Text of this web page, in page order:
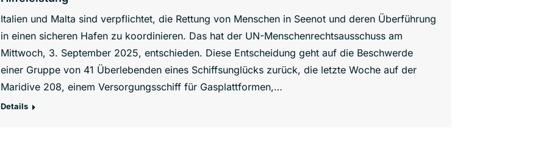
Italien und Malta sind verpflichtet, die Rettung von Menschen in Seenot und deren Überführung
in einen sicheren Hafen zu koordinieren. Das hat der UN-Menschenrechtsausschuss am
Mittwoch, 3. September 2025, entschieden. Diese Entscheidung geht auf die Beschwerde
einer Gruppe von 41 Überlebenden eines Schiffsunglücks zurück, die letzte Woche auf der
Maridive 208, einem Versorgungsschiff für Gasplattformen,…
Details